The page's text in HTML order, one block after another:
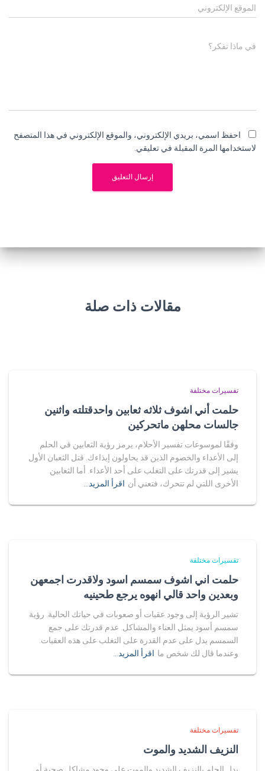
الموقع الإلكتروني
في ماذا تفكر؟
احفظ اسمي، بريدي الإلكتروني، والموقع الإلكتروني في هذا المتصفح
لاستخدامها المرة المقبلة في تعليقي.
مقالات ذات صلة
تفسيرات مختلفة
حلمت أني اشوف ثلاثه ثعابين واحدقتلته واثنين
جالسات محلهن ماتحركين
وفقًا لموسوعات تفسير الأحلام، يرمز رؤية الثعابين في الحلم
إلى الأعداء والخصوم الذين قد يحاولون إيذاءك. قتل الثعبان الأول
يشير إلى قدرتك على التغلب على أحد الأعداء. أما الثعابين
الأخرى اللتي لم تتحرك، فتعني أن اقرأ المزيد…
تفسيرات مختلفة
حلمت اني اشوف سمسم اسود ولاقدرت اجمعهن
وبعدين واحد قالي انهوه يرجع طحينيه
تشير الرؤية إلى وجود عقبات أو صعوبات في حياتك الحالية. رؤية
سمسم أسود يمثل العناء والمشاكل. عدم قدرتك على جمع
السمسم يدل على عدم القدرة على التغلب على هذه العقبات.
وعندما قال لك شخص ما اقرأ المزيد…
تفسيرات مختلفة
النزيف الشديد والموت